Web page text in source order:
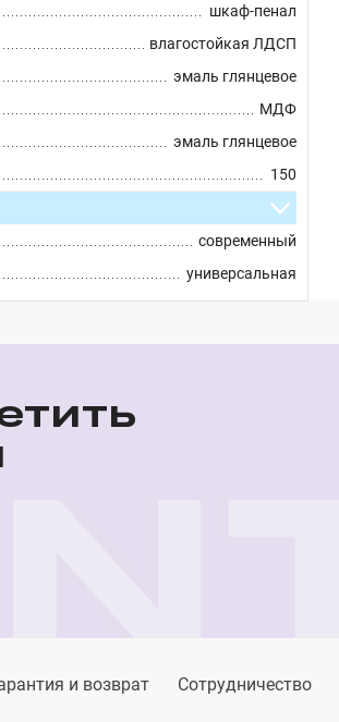
шкаф-пенал
влагостойкая ЛДСП
эмаль глянцевое
МДФ
эмаль глянцевое
150
современный
универсальная
и возврат Сотрудничество